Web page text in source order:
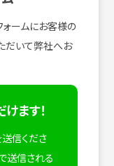
ームにお客様の
だいて弊社へお
ます！
信くださ
送信される